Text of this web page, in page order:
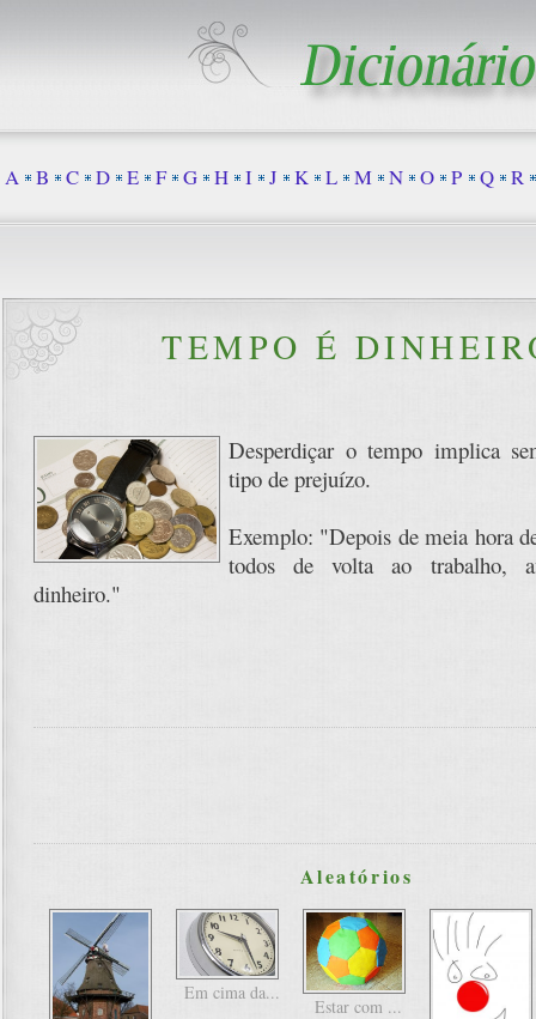
TEMPO É
Desperdiçar o tempo implica
tipo de prejuízo.
Exemplo: "Depois de meia hora
todos de volta ao trabalho,
dinheiro."
Aleatórios
Em cima da...
Estar com ...
A B C D E F G H I J K L M N O P Q R